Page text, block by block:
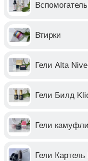
Втирки
Гели Alta
Гели Билд
Гели
Гели